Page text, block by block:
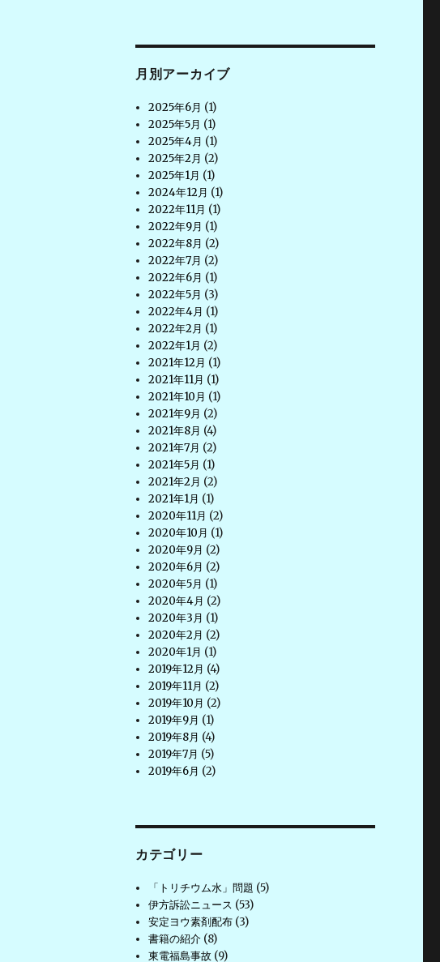
月別アーカイブ
2025年6月 (1)
2025年5月 (1)
2025年4月 (1)
2025年2月 (2)
2025年1月 (1)
2024年12月 (1)
2022年11月 (1)
2022年9月 (1)
2022年8月 (2)
2022年7月 (2)
2022年6月 (1)
2022年5月 (3)
2022年4月 (1)
2022年2月 (1)
2022年1月 (2)
2021年12月 (1)
2021年11月 (1)
2021年10月 (1)
2021年9月 (2)
2021年8月 (4)
2021年7月 (2)
2021年5月 (1)
2021年2月 (2)
2021年1月 (1)
2020年11月 (2)
2020年10月 (1)
2020年9月 (2)
2020年6月 (2)
2020年5月 (1)
2020年4月 (2)
2020年3月 (1)
2020年2月 (2)
2020年1月 (1)
2019年12月 (4)
2019年11月 (2)
2019年10月 (2)
2019年9月 (1)
2019年8月 (4)
2019年7月 (5)
2019年6月 (2)
カテゴリー
「トリチウム水」問題 (5)
伊方訴訟ニュース (53)
安定ヨウ素剤配布 (3)
書籍の紹介 (8)
東電福島事故 (9)